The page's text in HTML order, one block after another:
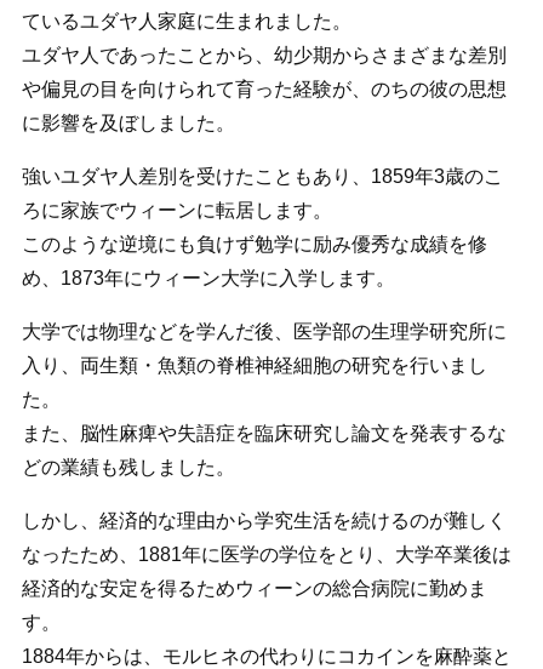
ているユダヤ人家庭に生まれました。
ユダヤ人であったことから、幼少期からさまざまな差別
や偏見の目を向けられて育った経験が、のちの彼の思想
に影響を及ぼしました。
強いユダヤ人差別を受けたこともあり、1859年3歳のこ
ろに家族でウィーンに転居します。
このような逆境にも負けず勉学に励み優秀な成績を修
め、1873年にウィーン大学に入学します。
大学では物理などを学んだ後、医学部の生理学研究所に
入り、両生類・魚類の脊椎神経細胞の研究を行いまし
た。
また、脳性麻痺や失語症を臨床研究し論文を発表するな
どの業績も残しました。
しかし、経済的な理由から学究生活を続けるのが難しく
なったため、1881年に医学の学位をとり、大学卒業後は
経済的な安定を得るためウィーンの総合病院に勤めま
す。
1884年からは、モルヒネの代わりにコカインを麻酔薬と